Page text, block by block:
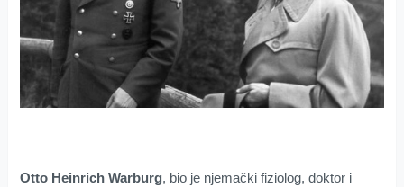
Otto Heinrich Warburg, bio je njemački fiziolog, doktor i